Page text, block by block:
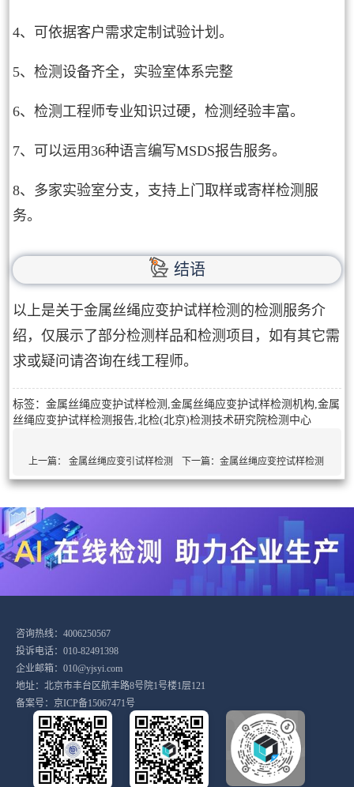
4、可依据客户需求定制试验计划。
5、检测设备齐全，实验室体系完整
6、检测工程师专业知识过硬，检测经验丰富。
7、可以运用36种语言编写MSDS报告服务。
8、多家实验室分支，支持上门取样或寄样检测服
务。
结语
以上是关于金属丝绳应变护试样检测的检测服务介
绍，仅展示了部分检测样品和检测项目，如有其它需
求或疑问请咨询在线工程师。
标签：金属丝绳应变护试样检测,金属丝绳应变护试样检测机构,金属
丝绳应变护试样检测报告,北检(北京)检测技术研究院检测中心
上一篇：金属丝绳应变引试样检测 下一篇：金属丝绳应变控试样检测
咨询热线：4006250567
投诉电话：010-82491398
企业邮箱：010@yjsyi.com
地址：北京市丰台区航丰路8号院1号楼1层121
备案号： 京ICP备15067471号